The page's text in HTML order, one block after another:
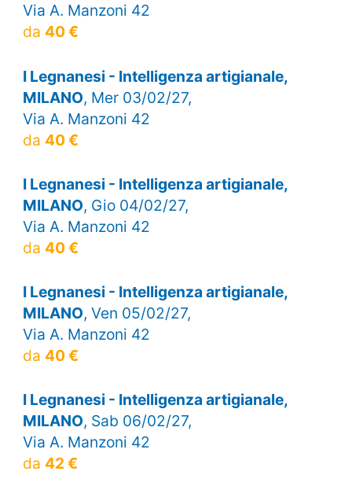
Via A. Manzoni 42
da 40 €
I Legnanesi - Intelligenza artigianale,
MILANO, Mer 03/02/27,
Via A. Manzoni 42
da 40 €
I Legnanesi - Intelligenza artigianale,
MILANO, Gio 04/02/27,
Via A. Manzoni 42
da 40 €
I Legnanesi - Intelligenza artigianale,
MILANO, Ven 05/02/27,
Via A. Manzoni 42
da 40 €
I Legnanesi - Intelligenza artigianale,
MILANO, Sab 06/02/27,
Via A. Manzoni 42
da 42 €